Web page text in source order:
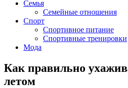
Семья
Семейные отношения
Спорт
Спортивное питание
Спортивные тренировки
Мода
Как правильно
летом